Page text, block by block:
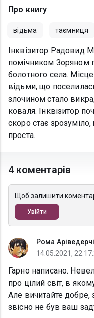
Про книгу
відьма таємниця
Інквізитор Радовид
помічником Зоряном
болотного села.
відьми, що
злочином стало
коваля. Інквізитор
скоро стає
проста.
4 коментарів
Щоб залишити
Увійти
Рома Аріведерчі
14.05.2021,
Гарно написано.
про цілий світ, в
Але вичитайте добре,
звісно не був ваш